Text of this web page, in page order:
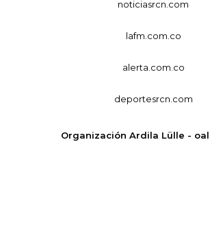
noticiasrcn.com
lafm.com.co
alerta.com.co
deportesrcn.com
Organización Ardila Lülle -